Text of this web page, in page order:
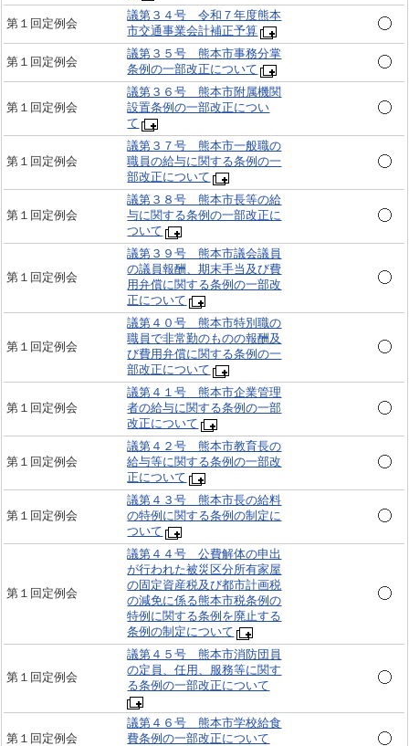
第１回定例会
議第３４号 令和７年度熊本
市交通事業会計補正予算
第１回定例会
議第３５号 熊本市事務分掌
条例の一部改正について
第１回定例会
議第３６号 熊本市附属機関
設置条例の一部改正につい
て
第１回定例会
議第３７号 熊本市一般職の
職員の給与に関する条例の一
部改正について
第１回定例会
議第３８号 熊本市長等の給
与に関する条例の一部改正に
ついて
第１回定例会
議第３９号 熊本市議会議員
の議員報酬、期末手当及び費
用弁償に関する条例の一部改
正について
第１回定例会
議第４０号 熊本市特別職の
職員で非常勤のものの報酬及
び費用弁償に関する条例の一
部改正について
第１回定例会
議第４１号 熊本市企業管理
者の給与に関する条例の一部
改正について
第１回定例会
議第４２号 熊本市教育長の
給与等に関する条例の一部改
正について
第１回定例会
議第４３号 熊本市長の給料
の特例に関する条例の制定に
ついて
第１回定例会
議第４４号 公費解体の申出
が行われた被災区分所有家屋
の固定資産税及び都市計画税
の減免に係る熊本市税条例の
特例に関する条例を廃止する
条例の制定について
第１回定例会
議第４５号 熊本市消防団員
の定員、任用、服務等に関す
る条例の一部改正について
第１回定例会
議第４６号 熊本市学校給食
費条例の一部改正について